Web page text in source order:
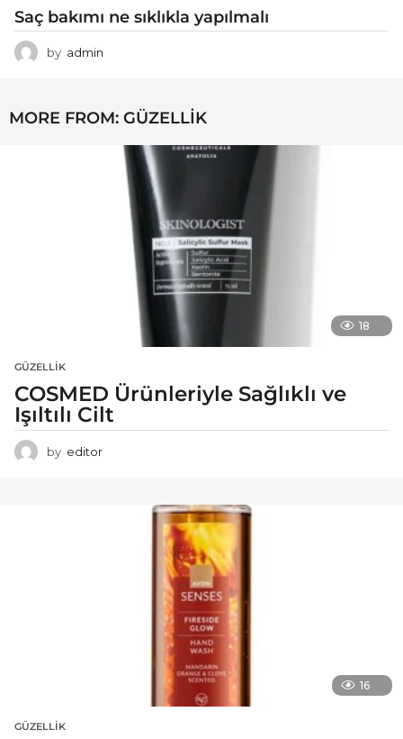
Saç bakımı ne sıklıkla yapılmalı
by admin
MORE FROM: GÜZELLIK
18
GÜZELLIK
COSMED Ürünleriyle Sağlıklı ve
Işıltılı Cilt
by editor
16
GÜZELLIK